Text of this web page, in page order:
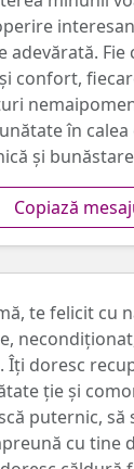
adevărată. Fie
confort,
în
și
Copiază
te felicit cu
Îți doresc
ție și
puternic, să
cu tine